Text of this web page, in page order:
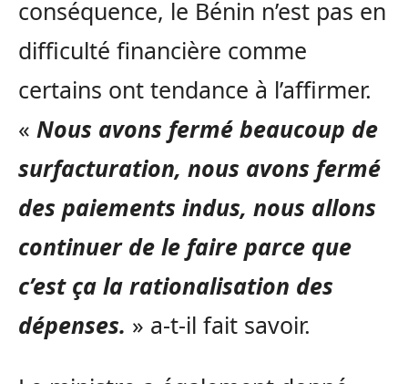
conséquence, le Bénin n’est pas en
difficulté financière comme
certains ont tendance à l’affirmer.
« Nous avons fermé beaucoup de
surfacturation, nous avons fermé
des paiements indus, nous allons
continuer de le faire parce que
c’est ça la rationalisation des
dépenses. » a-t-il fait savoir.